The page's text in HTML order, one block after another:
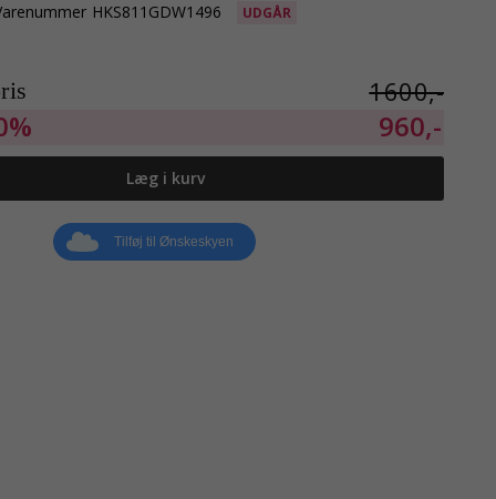
HKS811GDW1496 UDGÅR
1600,-
960,-
Læg i kurv
Tilføj til Ønskeskyen